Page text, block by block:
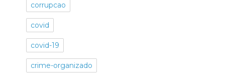
corrupcao
covid
covid-19
crime-organizado